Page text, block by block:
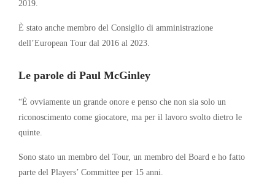
2019.
È stato anche membro del Consiglio di amministrazione
dell’European Tour dal 2016 al 2023.
Le parole di Paul McGinley
“È ovviamente un grande onore e penso che non sia solo un
riconoscimento come giocatore, ma per il lavoro svolto dietro le
quinte.
Sono stato un membro del Tour, un membro del Board e ho fatto
parte del Players’ Committee per 15 anni.